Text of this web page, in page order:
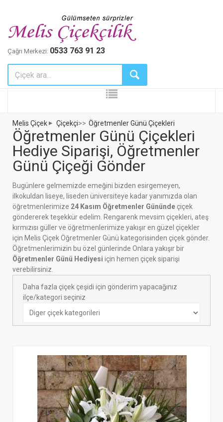
Çağrı Merkezi: 0533 763 91 23
Melis Çiçek Çiçekçi>> Öğretmenler Günü Çiçekleri
Öğretmenler Günü Çiçekleri
Hediye Siparişi, Öğretmenler
Günü Çiçeği Gönder
Bugünlere gelmemizde emeğini bizden esirgemeyen,
ilkokuldan liseye, liseden üniversiteye kadar yanımızda olan
öğretmenlerimize 24 Kasım Öğretmenler Gününde çiçek
göndererek teşekkür edelim. Rengarenk mevsim çiçekleri, ateş
kırmızısı güller ve öğretmenlerimize yakışır en güzel çiçekler
için Melis Çiçek Öğretmenler Günü kategorisinden çiçek gönder.
Öğretmenlerimizin bu özel günlerinde Onlara yakışır bir
Öğretmenler Günü Hediyesi için hemen çiçek siparişi
verebilirsiniz.
Daha fazla çiçek çeşidi için gönderim yapacağınız
ilçe/kategori seçiniz